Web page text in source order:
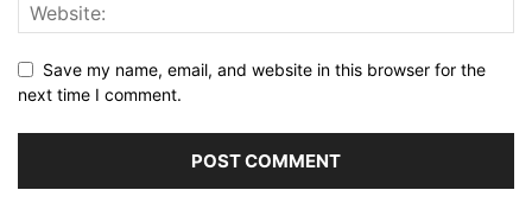
Save my name, email, and website in this browser for the
next time I comment.